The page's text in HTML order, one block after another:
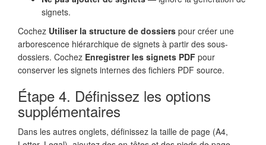
signets.
Cochez Utiliser la structure de dossiers pour créer une
arborescence hiérarchique de signets à partir des sous-
dossiers. Cochez Enregistrer les signets PDF pour
conserver les signets internes des fichiers PDF source.
Étape 4. Définissez les options
supplémentaires
Dans les autres onglets, définissez la taille de page (A4,